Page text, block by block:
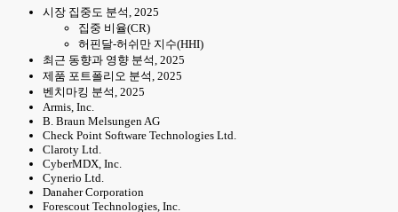
시장 집중도 분석, 2025
집중 비율(CR)
허핀달-허쉬만 지수(HHI)
최근 동향과 영향 분석, 2025
제품 포트폴리오 분석, 2025
벤치마킹 분석, 2025
Armis, Inc.
B. Braun Melsungen AG
Check Point Software Technologies Ltd.
Claroty Ltd.
CyberMDX, Inc.
Cynerio Ltd.
Danaher Corporation
Forescout Technologies, Inc.